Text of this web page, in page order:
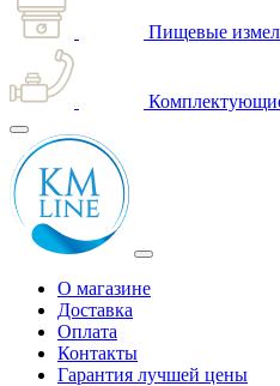
Пищевые
О магазине
Доставка
Оплата
Контакты
Гарантия лучшей цены